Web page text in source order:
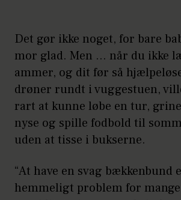
andet finde detaljerede
træningsprogrammer. Du
en animeret film om,
bækkenbunden er skruet
hvorfor den er så vigtig at
20 kraftige knib, som
10 sekunder. Husk en
imellem hvert knib.
15 hurtige knib, hvor du
Det gør ikke noget, for bare
mor glad. Men … når du ikke
ammer, og dit før så
drøner rundt i vuggestuen,
rart at kunne løbe en tur,
nyse og spille fodbold til
uden at tisse i bukserne.
“At have en svag bækkenbund
hemmeligt problem for